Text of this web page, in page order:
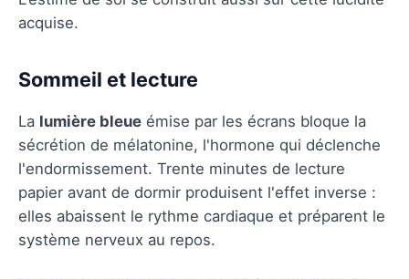
acquise.
Sommeil et lecture
La lumière bleue émise par les écrans bloque la
sécrétion de mélatonine, l'hormone qui déclenche
l'endormissement. Trente minutes de lecture
papier avant de dormir produisent l'effet inverse :
elles abaissent le rythme cardiaque et préparent le
système nerveux au repos.